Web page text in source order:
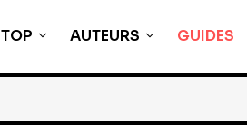
TOP AUTEURS GUIDES